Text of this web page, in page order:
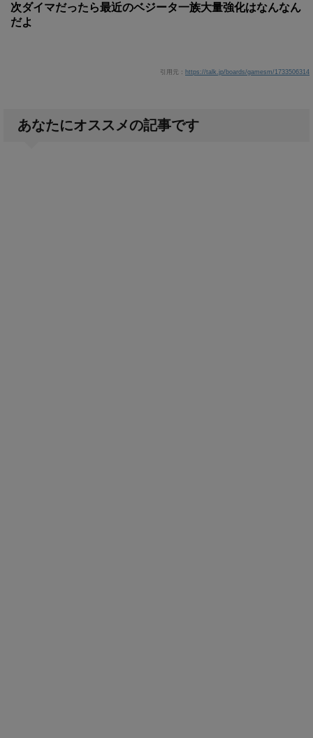
次ダイマだったら最近のベジータ一族大量強化はなんなん
だよ
引用元： https://talk.jp/boards/gamesm/1733506314
あなたにオススメの記事です